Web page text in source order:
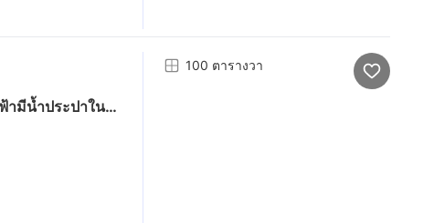
ามีน้ำประปาใน
ตนาตำบลพิชัย
งติดกันราคาแปลง
100 ตารางวา